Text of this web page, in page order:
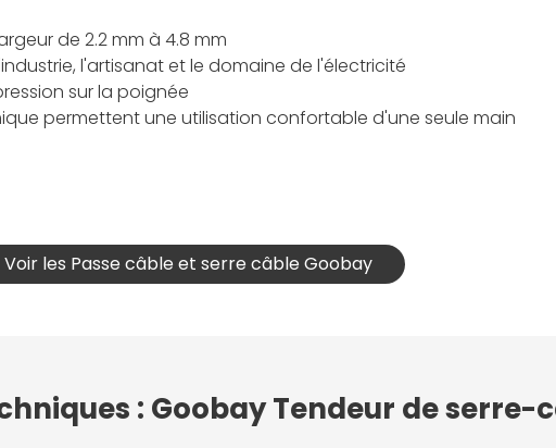
de 2.2 mm à 4.8 mm
l'artisanat et le domaine de l'électricité
sur la poignée
permettent une utilisation confortable d'une seule main
Voir les Passe câble et serre câble Goobay
: Goobay Tendeur de serre-